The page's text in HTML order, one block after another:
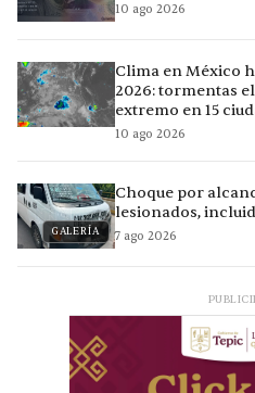
10 ago 2026
Clima en México
2026: tormentas
extremo en 15
10 ago 2026
GALERÍA
Choque por
lesionados,
7 ago 2026